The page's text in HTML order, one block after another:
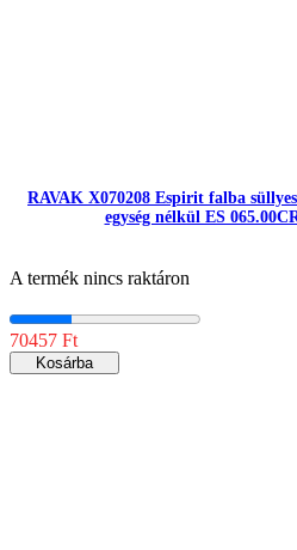
RAVAK X070208 Espirit falba
egység nélkül ES
A termék nincs raktáron
70457 Ft
Kosárba